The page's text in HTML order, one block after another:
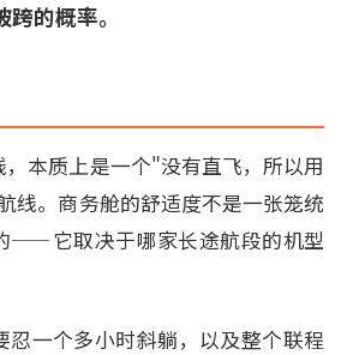
跨的概率。
本质上是一个"没有直飞，所以用
线。商务舱的舒适度不是一张笼统
——它取决于哪家长途航段的机型
忍一个多小时斜躺，以及整个联程